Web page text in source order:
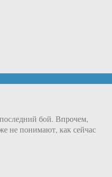
бой. Впрочем,
не понимают, как сейчас